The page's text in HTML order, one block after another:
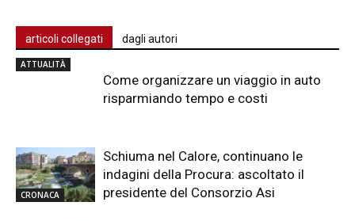
articoli collegati dagli autori
ATTUALITÀ
Come organizzare un viaggio in auto
risparmiando tempo e costi
CRONACA
Schiuma nel Calore, continuano le
indagini della Procura: ascoltato il
presidente del Consorzio Asi